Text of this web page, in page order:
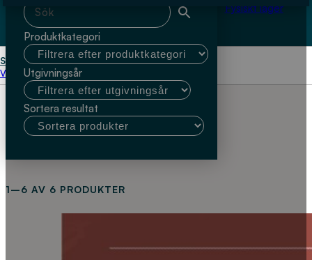
Fysiskt lager
Start Marcus Ahlström
Välj kundtyp
Produktkategori
Utgivningsår
Sortera resultat
1–6 AV 6 PRODUKTER